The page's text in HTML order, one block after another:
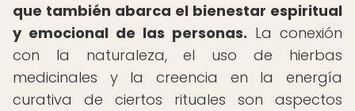
que también abarca el bienestar espiritual
y emocional de las personas. La conexión
con la naturaleza, el uso de hierbas
medicinales y la creencia en la energía
curativa de ciertos rituales son aspectos